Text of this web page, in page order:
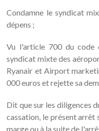
Condamne le syndicat
dépens ;
Vu l'article 700 du code
syndicat mixte des
Ryanair et Airport
000 euros et rejette sa
Dit que sur les diligences
cassation, le présent arrêt
marge ou à la suite de